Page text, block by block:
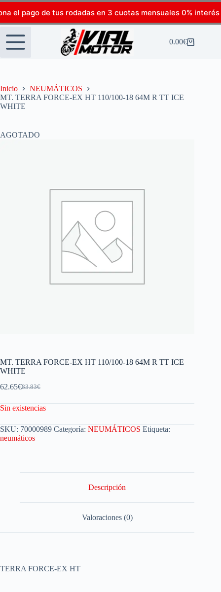
el pago de tus rodadas en 3 cuotas mensuales 0% interés
0.00€
Inicio
NEUMÁTICOS
MT. TERRA FORCE-EX HT 110/100-18 64M R TT ICE
WHITE
AGOTADO
MT. TERRA FORCE-EX HT 110/100-18 64M R TT ICE
WHITE
83.83€
62.65€
Sin existencias
SKU: 70000989 Categoría: NEUMÁTICOS Etiqueta:
neumáticos
Descripción
Valoraciones (0)
TERRA FORCE-EX HT